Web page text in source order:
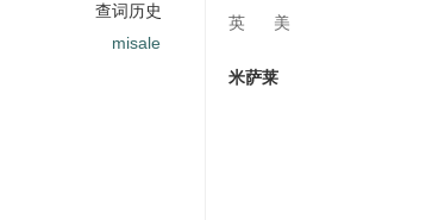
英 美
米萨莱
查词历史
misale